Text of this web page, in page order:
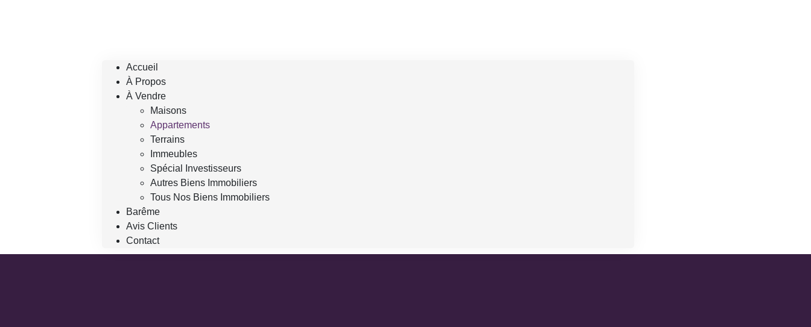
Accueil
À Propos
À Vendre
Maisons
Appartements
Terrains
Immeubles
Spécial Investisseurs
Autres Biens Immobiliers
Tous Nos Biens Immobiliers
Barême
Avis Clients
Contact